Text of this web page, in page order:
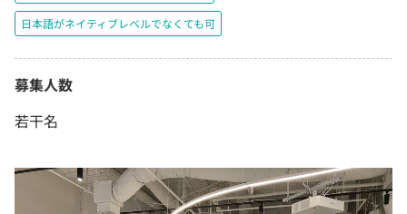
日本語がネイティブレベルでなくても可
募集人数
若干名